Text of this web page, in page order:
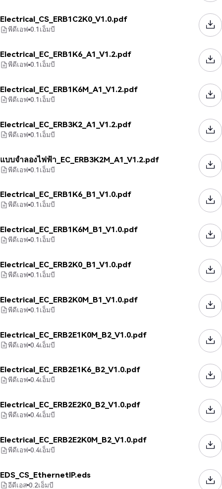
Electrical_CS_ERB1C2K0_V1.0.pdf
พีดีเอฟ 0.1เอ็มบี
Electrical_EC_ERB1K6_A1_V1.2.pdf
พีดีเอฟ 0.1เอ็มบี
Electrical_EC_ERB1K6M_A1_V1.2.pdf
พีดีเอฟ 0.1เอ็มบี
Electrical_EC_ERB3K2_A1_V1.2.pdf
พีดีเอฟ 0.1เอ็มบี
แบบจำลองไฟฟ้า_EC_ERB3K2M_A1_V1.2.pdf
พีดีเอฟ 0.1เอ็มบี
Electrical_EC_ERB1K6_B1_V1.0.pdf
พีดีเอฟ 0.1เอ็มบี
Electrical_EC_ERB1K6M_B1_V1.0.pdf
พีดีเอฟ 0.1เอ็มบี
Electrical_EC_ERB2K0_B1_V1.0.pdf
พีดีเอฟ 0.1เอ็มบี
Electrical_EC_ERB2K0M_B1_V1.0.pdf
พีดีเอฟ 0.1เอ็มบี
Electrical_EC_ERB2E1K0M_B2_V1.0.pdf
พีดีเอฟ 0.4เอ็มบี
Electrical_EC_ERB2E1K6_B2_V1.0.pdf
พีดีเอฟ 0.4เอ็มบี
Electrical_EC_ERB2E2K0_B2_V1.0.pdf
พีดีเอฟ 0.4เอ็มบี
Electrical_EC_ERB2E2K0M_B2_V1.0.pdf
พีดีเอฟ 0.4เอ็มบี
EDS_CS_EthernetIP.eds
อีดีเอส 0.2เอ็มบี